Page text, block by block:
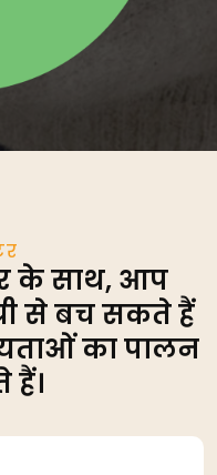
के साथ, आप
से बच सकते हैं
का पालन